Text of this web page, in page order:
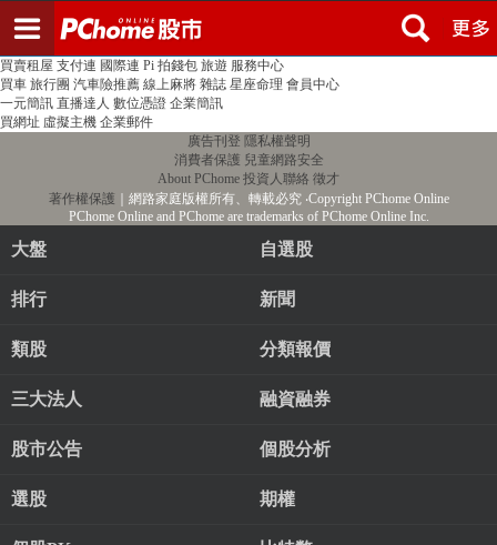
PChome首頁 線上購物 24h購物 書店
買賣租屋 支付連 國際連 Pi 拍錢包 旅遊 服務中心
買車 旅行團 汽車險推薦 線上麻將 雜誌 星座命理 會員中心
一元簡訊 直播達人 數位憑證 企業簡訊
買網址 虛擬主機 企業郵件
廣告刊登 隱私權聲明
消費者保護 兒童網路安全
About PChome 投資人聯絡 徵才
著作權保護 ｜網路家庭版權所有、轉載必究‧Copyright PChome Online
PChome Online and PChome are trademarks of PChome Online Inc.
大盤 自選股
排行 新聞
類股 分類報價
三大法人 融資融券
股市公告 個股分析
選股 期權